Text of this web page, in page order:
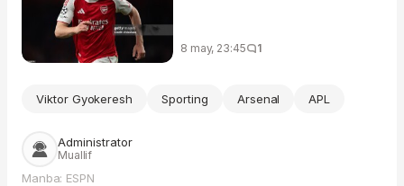
8 may, 23:45 1
Viktor Gyokeresh Sporting Arsenal APL
Administrator
Muallif
Manba: ESPN